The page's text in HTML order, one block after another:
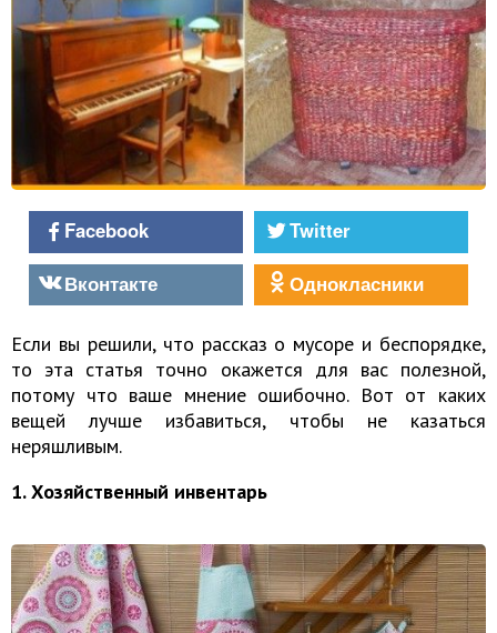
Facebook
Twitter
Вконтакте
Однокласники
Если вы решили, что рассказ о мусоре и беспорядке,
то эта статья точно окажется для вас полезной,
потому что ваше мнение ошибочно. Вот от каких
вещей лучше избавиться, чтобы не казаться
неряшливым.
1. Хозяйственный инвентарь